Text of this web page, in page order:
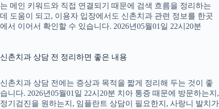
는 메인 키워드와 직접 연결되기 때문에 검색 흐름을 정리하는
데 도움이 되고, 이용자 입장에서도 신촌치과 관련 정보를 한곳
에서 이어서 확인할 수 있습니다. 2026년05월01일 22시20분
신촌치과 상담 전 정리하면 좋은 내용
신촌치과 상담 전에는 증상과 목적을 짧게 정리해 두는 것이 좋
습니다. 2026년05월01일 22시20분 치아 통증 때문에 방문하는지,
정기검진을 원하는지, 임플란트 상담이 필요한지, 사랑니 발치가